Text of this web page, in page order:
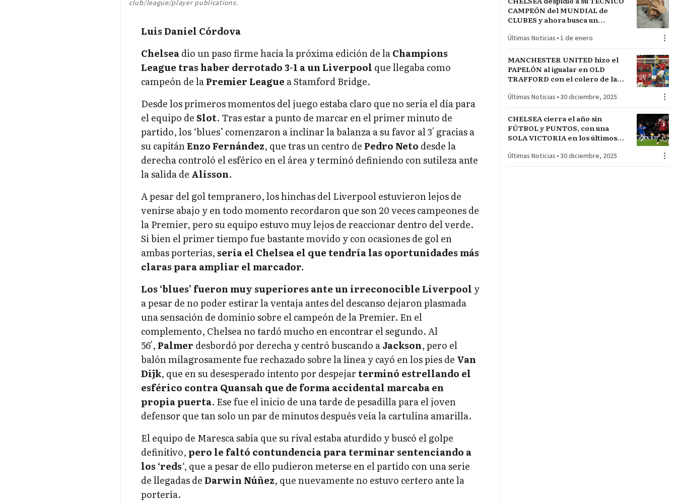
club/league/player publications.
Luis Daniel Córdova
Chelseadio un paso firme hacia la próxima edición de laChampions
League tras haber derrotado 3-1 a un Liverpool que llegaba como
campeón de laPremier League a Stamford Bridge.
Desde los primeros momentos del juego estaba claro que no sería el día para
el equipo deSlot. Tras estar a punto de marcar en el primer minuto de
partido, los ‘blues’ comenzaron a inclinar la balanza a su favor al 3′ gracias a
su capitánEnzo Fernández, que tras un centro de Pedro Neto desde la
derecha controló el esférico en el área y terminó definiendo con sutileza ante
la salida de Alisson.
A pesar del gol tempranero, los hinchas del Liverpool estuvieron lejos de
venirse abajo y en todo momento recordaron que son 20 veces campeones de
la Premier, pero su equipo estuvo muy lejos de reaccionar dentro del verde.
Si bien el primer tiempo fue bastante movido y con ocasiones de gol en
ambas porterías, sería el Chelsea el que tendría las oportunidades más
claras para ampliar el marcador.
Los ‘blues’ fueron muy superiores ante un irreconocible Liverpool y
a pesar de no poder estirar la ventaja antes del descanso dejaron plasmada
una sensación de dominio sobre el campeón de la Premier. En el
complemento, Chelsea no tardó mucho en encontrar el segundo. Al
56′, Palmer desbordó por derecha y centró buscando aJackson, pero el
balón milagrosamente fue rechazado sobre la línea y cayó en los pies de Van
Dijk, que en su desesperado intento por despejar terminó estrellando el
esférico contra Quansah que de forma accidental marcaba en
propia puerta. Ese fue el inicio de una tarde de pesadilla para el joven
defensor que tan solo un par de minutos después veía la cartulina amarilla.
El equipo de Maresca sabía que su rival estaba aturdido y buscó el golpe
definitivo, pero le faltó contundencia para terminar sentenciando a
los ‘reds‘, que a pesar de ello pudieron meterse en el partido con una serie
de llegadas deDarwin Núñez, que nuevamente no estuvo certero ante la
portería.
CAMPEÓN del MUNDIAL de
CLUBES y ahora busca un
buenos resultados
Últimas Noticias • 1 de enero
MANCHESTER UNITED hizo el
PAPELÓN al igualar en OLD
TRAFFORD con el colero de la
Últimas Noticias •30 diciembre, 2025
CHELSEA cierra el año sin
FÚTBOL y PUNTOS, con una
SOLA VICTORIA en los últimos
LEAGUE
Últimas Noticias •30 diciembre, 2025